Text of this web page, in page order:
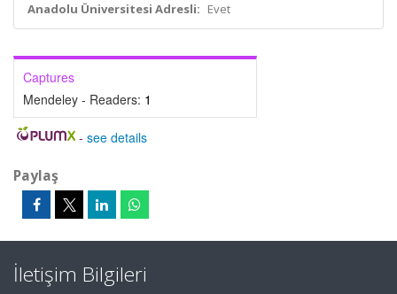
Anadolu Üniversitesi Adresli: Evet
Captures
Mendeley - Readers: 1
- see details
Paylaş
İletişim Bilgileri